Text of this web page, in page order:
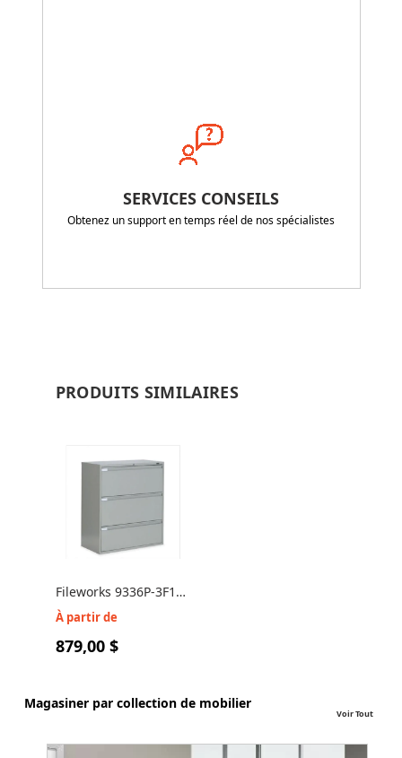
SERVICES CONSEILS
Obtenez un support en temps réel de nos spécialistes
PRODUITS SIMILAIRES
Fileworks 9336P-3F1H
Classeur latéral 3
À partir de
879,00 $
Magasiner par collection de mobilier
Voir Tout